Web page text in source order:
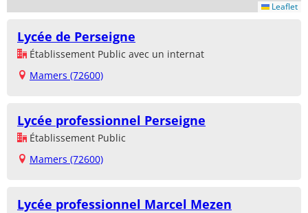
Leaflet
Lycée de Perseigne
Établissement Public avec un internat
Mamers (72600)
Lycée professionnel Perseigne
Établissement Public
Mamers (72600)
Lycée professionnel Marcel Mezen